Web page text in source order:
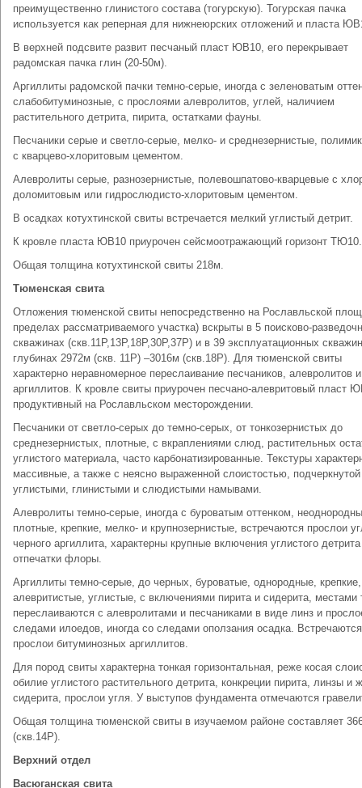
преимущественно глинистого состава (тогурскую). Тогурская пачка
используется как реперная для нижнеюрских отложений и пласта
В верхней подсвите развит песчаный пласт ЮВ10, его перекрывает
радомская пачка глин (20-50м).
Аргиллиты радомской пачки темно-серые, иногда с зеленоватым
слабобитуминозные, с прослоями алевролитов, углей, наличием
растительного детрита, пирита, остатками фауны.
Песчаники серые и светло-серые, мелко- и среднезернистые,
с кварцево-хлоритовым цементом.
Алевролиты серые, разнозернистые, полевошпатово-кварцевые с
доломитовым или гидрослюдисто-хлоритовым цементом.
В осадках котухтинской свиты встречается мелкий углистый детрит.
К кровле пласта ЮВ10 приурочен сейсмоотражающий горизонт ТЮ10.
Общая толщина котухтинской свиты 218м.
Тюменская свита
Отложения тюменской свиты непосредственно на Рославльской
пределах рассматриваемого участка) вскрыты в 5 поисково-
скважинах (скв.11Р,13Р,18Р,30Р,37Р) и в 39 эксплуатационных
глубинах 2972м (скв. 11Р) –3016м (скв.18Р). Для тюменской свиты
характерно неравномерное переслаивание песчаников, алевролитов и
аргиллитов. К кровле свиты приурочен песчано-алевритовый пласт
продуктивный на Рославльском месторождении.
Песчаники от светло-серых до темно-серых, от тонкозернистых до
среднезернистых, плотные, с вкраплениями слюд, растительных
углистого материала, часто карбонатизированные. Текстуры
массивные, а также с неясно выраженной слоистостью, подчеркнутой
углистыми, глинистыми и слюдистыми намывами.
Алевролиты темно-серые, иногда с буроватым оттенком,
плотные, крепкие, мелко- и крупнозернистые, встречаются прослои
черного аргиллита, характерны крупные включения углистого
отпечатки флоры.
Аргиллиты темно-серые, до черных, буроватые, однородные,
алевритистые, углистые, с включениями пирита и сидерита, местами
переслаиваются с алевролитами и песчаниками в виде линз и
следами илоедов, иногда со следами оползания осадка. Встречаются
прослои битуминозных аргиллитов.
Для пород свиты характерна тонкая горизонтальная, реже косая
обилие углистого растительного детрита, конкреции пирита, линзы и
сидерита, прослои угля. У выступов фундамента отмечаются
Общая толщина тюменской свиты в изучаемом районе составляет
(скв.14Р).
Верхний отдел
Васюганская свита